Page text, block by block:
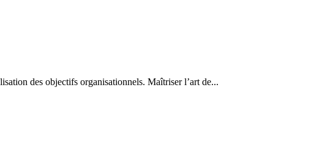
des objectifs organisationnels. Maîtriser l’art de...